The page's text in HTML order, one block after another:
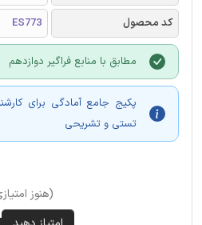
کد محصول
ES773
مطابق با منابع فراگیر دوازدهم
پکیج جامع آمادگی برای
تستی و تشریحی
(هنوز